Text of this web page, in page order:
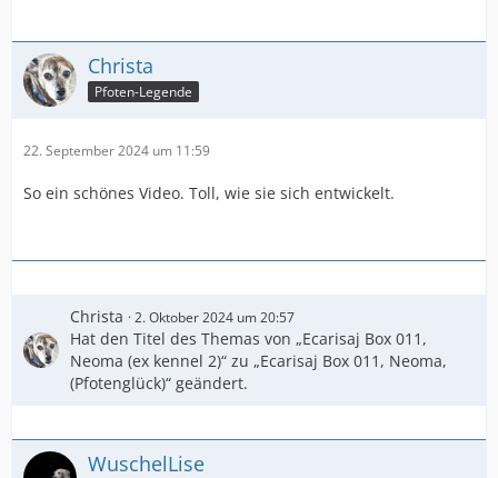
Christa
Pfoten-Legende
22. September 2024 um 11:59
So ein schönes Video. Toll, wie sie sich entwickelt.
Christa 2. Oktober 2024 um 20:57
Hat den Titel des Themas von „Ecarisaj Box 011,
Neoma (ex kennel 2)“ zu „Ecarisaj Box 011, Neoma,
(Pfotenglück)“ geändert.
WuschelLise